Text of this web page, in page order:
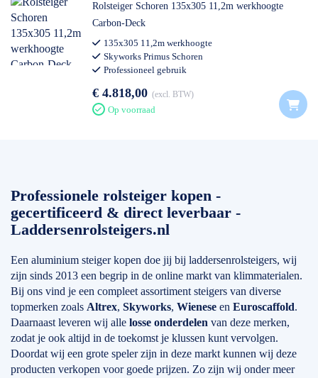
Rolsteiger Schoren 135x305 11,2m werkhoogte
Carbon-Deck
135x305 11,2m werkhoogte
Skyworks Primus Schoren
Professioneel gebruik
€ 4.818,00 excl. BTW
Op voorraad
Professionele rolsteiger kopen -
gecertificeerd & direct leverbaar -
Laddersenrolsteigers.nl
Een aluminium steiger kopen doe jij bij laddersenrolsteigers, wij
zijn sinds 2013 een begrip in de online markt van klimmaterialen.
Bij ons vind je een compleet assortiment steigers van diverse
topmerken zoals Altrex, Skyworks, Wienese en Euroscaffold.
Daarnaast leveren wij alle losse onderdelen van deze merken,
zodat je ook altijd in de toekomst je klussen kunt vervolgen.
Doordat wij een grote speler zijn in deze markt kunnen wij deze
producten verkopen voor goede prijzen. Zo zijn wij onder meer